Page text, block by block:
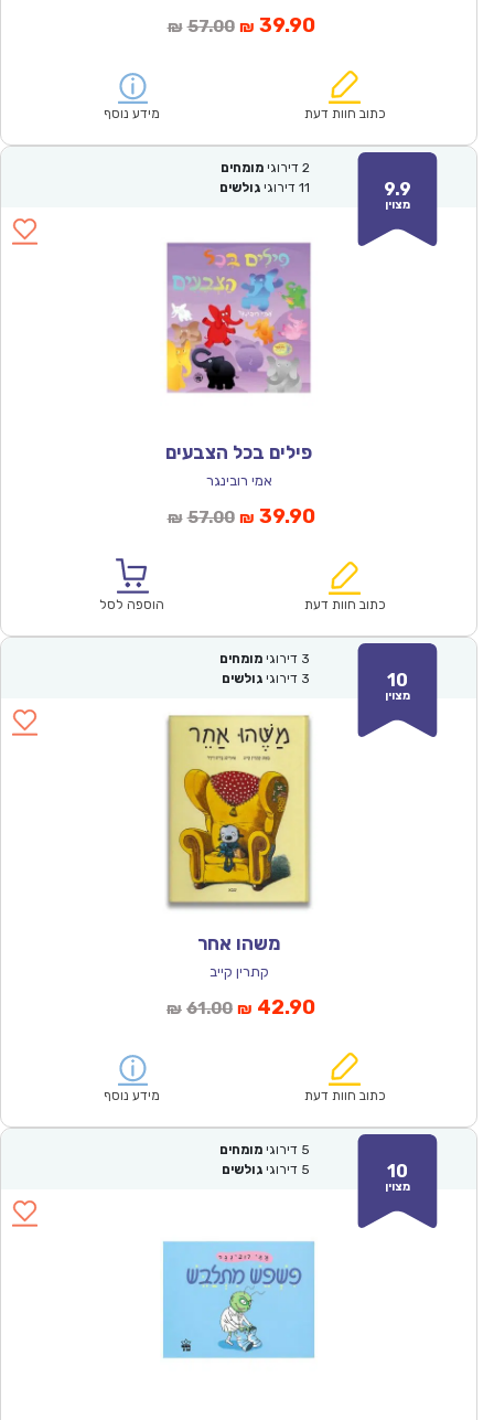
₪ 57.00המחיר
₪57.00.
₪ 39.90המחיר
הוא:
כתוב חוות דעת מידע נוסף
9.9
מצוין
2 דירוגי מומחים
11 דירוגי גולשים
פילים בכל הצבעים
אמי רובינגר
₪ 57.00המחיר
₪57.00.
₪ 39.90המחיר
הוא:
כתוב חוות דעת הוספה לסל
10
מצוין
3 דירוגי מומחים
3 דירוגי גולשים
משהו אחר
קתרין קייב
₪ 61.00המחיר
₪61.00.
₪ 42.90המחיר
הוא:
כתוב חוות דעת מידע נוסף
10
מצוין
5 דירוגי מומחים
5 דירוגי גולשים